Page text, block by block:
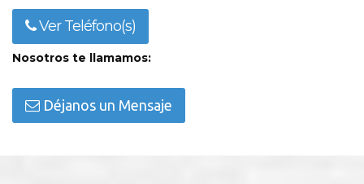
Ver Teléfono(s)
Nosotros te llamamos:
Déjanos un Mensaje